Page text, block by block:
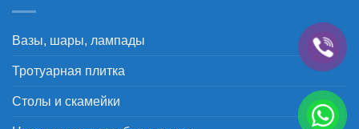
Вазы, шары, лампады
Тротуарная плитка
Столы и скамейки